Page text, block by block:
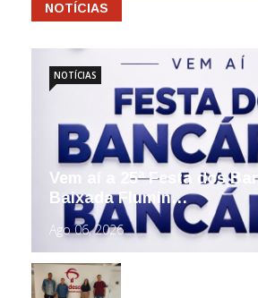
NOTÍCIAS
Vem aí a 25ª Festa dos
Baixada Flumin…
Ago 06, 2026
NOTÍCIAS